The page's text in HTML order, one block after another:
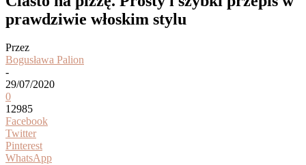
prawdziwie włoskim stylu
Przez
Bogusława Palion
-
29/07/2020
0
12985
Facebook
Twitter
Pinterest
WhatsApp